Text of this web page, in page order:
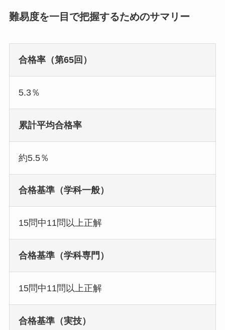
難易度を一目で把握するためのサマリー
合格率（第65回）
5.3％
累計平均合格率
約5.5％
合格基準（学科一般）
15問中11問以上正解
合格基準（学科専門）
15問中11問以上正解
合格基準（実技）